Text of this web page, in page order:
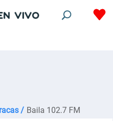
/ Baila 102.7 FM